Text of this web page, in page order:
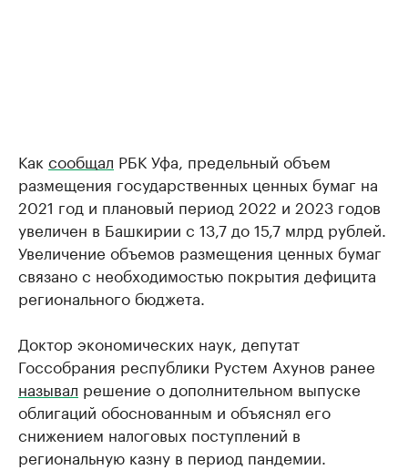
Как сообщал РБК Уфа, предельный объем
размещения государственных ценных бумаг на
2021 год и плановый период 2022 и 2023 годов
увеличен в Башкирии с 13,7 до 15,7 млрд рублей.
Увеличение объемов размещения ценных бумаг
связано с необходимостью покрытия дефицита
регионального бюджета.
Доктор экономических наук, депутат
Госсобрания республики Рустем Ахунов ранее
называл решение о дополнительном выпуске
облигаций обоснованным и объяснял его
снижением налоговых поступлений в
региональную казну в период пандемии.